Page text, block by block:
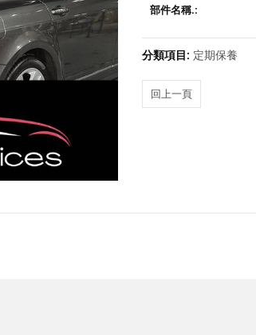
部件名稱.:
分類項目: 定期保養
回上一頁